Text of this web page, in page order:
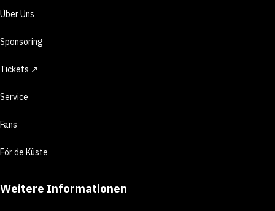
Über Uns
Sponsoring
Tickets ↗
Service
Fans
För de Küste
Weitere Informationen